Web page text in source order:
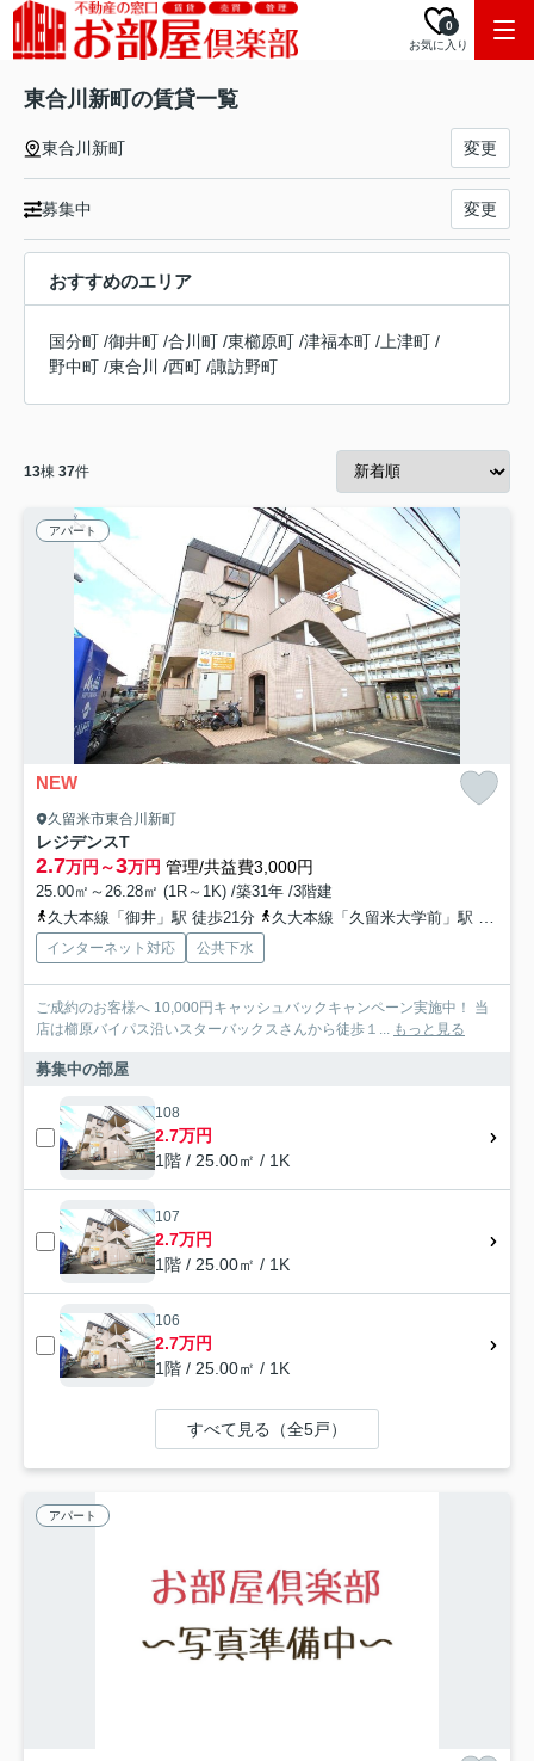
お気に入り
0
東合川新町の賃貸一覧
東合川新町 変更
募集中 変更
おすすめのエリア
国分町 /御井町 /合川町 /東櫛原町 /津福本町 / 上津町 /
野中町 /東合川 /西町 /諏訪野町
13棟 37件
アパート
NEW
久留米市東合川新町
レジデンスT
2.7万円～3万円 管理/共益費3,000円
25.00㎡～26.28㎡ (1R～1K) /築31年 /3階建
久大本線「御井」駅 徒歩21分
久大本線「久留米大学前」駅 徒歩29分
インターネット対応 公共下水
ご成約のお客様へ 10,000円キャッシュバックキャンペーン実施中！ 当
店は櫛原バイパス沿いスターバックスさんから徒歩１... もっと見る
募集中の部屋
108
2.7万円
1階 / 25.00㎡ / 1K
107
2.7万円
1階 / 25.00㎡ / 1K
106
2.7万円
1階 / 25.00㎡ / 1K
すべて見る（全5戸）
アパート